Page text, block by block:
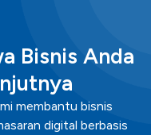
Bisnis Anda
membantu bisnis
digital berbasis